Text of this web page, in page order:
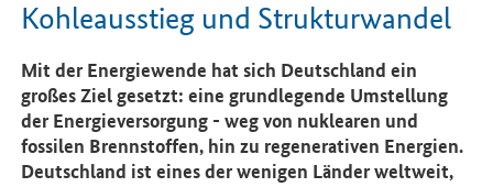
Kohleausstieg und Strukturwandel
Einleitung
Mit der Energiewende hat sich Deutschland ein
großes Ziel gesetzt: eine grundlegende Umstellung
der Energieversorgung - weg von nuklearen und
fossilen Brennstoffen, hin zu regenerativen Energien.
Deutschland ist eines der wenigen Länder weltweit,